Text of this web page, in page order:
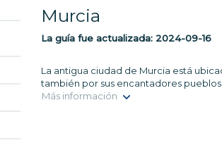
Murcia
La guía fue actualizada: 2024-09-16
La antigua ciudad de Murcia está
también por sus encantadores
Más información